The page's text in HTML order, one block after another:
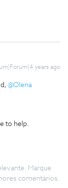
years ago
@Olena
to help.
Marque
comentários.